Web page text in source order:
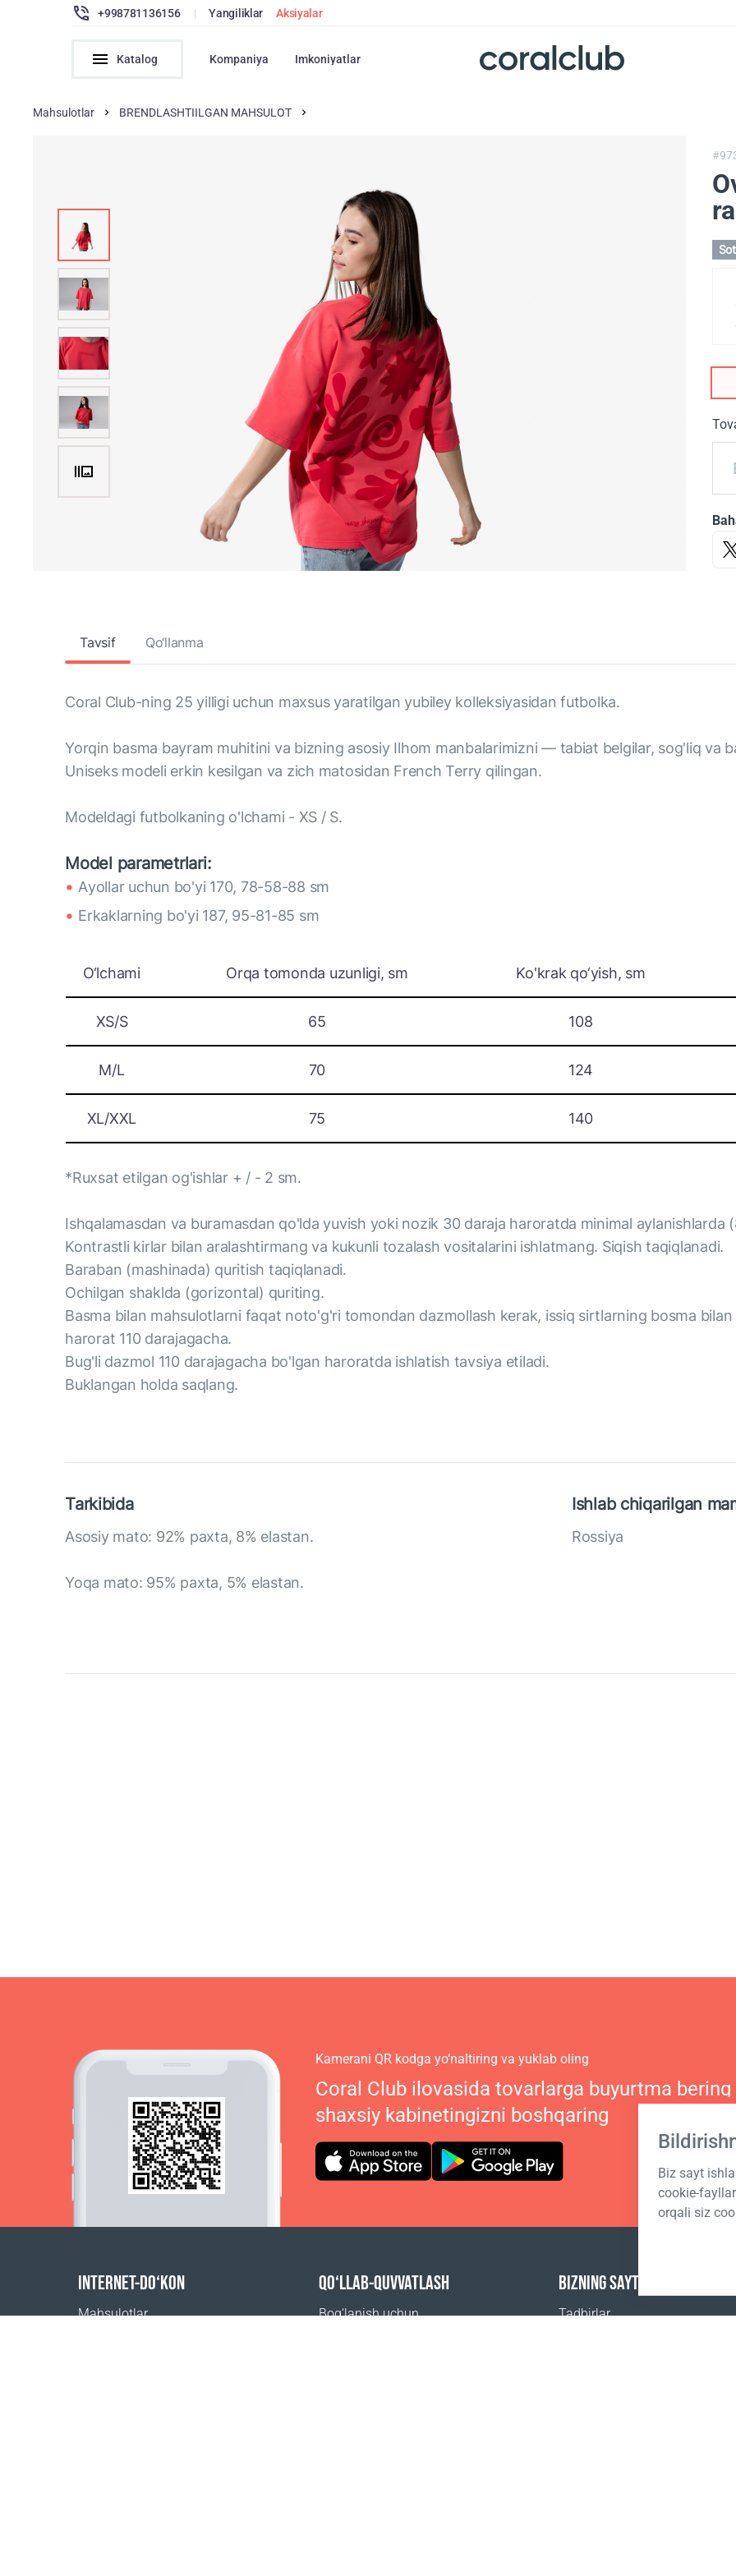
+998781136156 | Yangiliklar Aksiyalar
Katalog Kompaniya Imkoniyatlar
Mahsulotlar BRENDLASHTIILGAN MAHSULOT
Tavsif Qo‘llanma
Coral Club-ning 25 yilligi uchun maxsus yaratilgan yubiley kolleksiyasidan futbolka.
Yorqin basma bayram muhitini va bizning asosiy Ilhom manbalarimizni — tabiat belgilar, sog'liq va
Uniseks modeli erkin kesilgan va zich matosidan French Terry qilingan.
Modeldagi futbolkaning o'lchami - XS / S.
Model parametrlari:
Аyollar uchun bo'yi 170, 78-58-88 sm
Erkaklarning bo'yi 187, 95-81-85 sm
O‘lchami Orqa tomonda uzunligi, sm Ko'krak qo‘yish, sm
XS/S 65 108
M/L 70 124
XL/XXL 75 140
*Ruxsat etilgan og'ishlar + / - 2 sm.
Ishqalamasdan va buramasdan qo'lda yuvish yoki nozik 30 daraja haroratda minimal aylanishlarda
Kontrastli kirlar bilan aralashtirmang va kukunli tozalash vositalarini ishlatmang. Siqish taqiqlanadi.
Baraban (mashinada) quritish taqiqlanadi.
Ochilgan shaklda (gorizontal) quriting.
Basma bilan mahsulotlarni faqat noto'g'ri tomondan dazmollash kerak, issiq sirtlarning bosma
harorat 110 darajagacha.
Bug'li dazmol 110 darajagacha bo'lgan haroratda ishlatish tavsiya etiladi.
Buklangan holda saqlang.
Tarkibida
Asosiy mato: 92% paxta, 8% elastan.
Yoqa mato: 95% paxta, 5% elastan.
Ishlab chiqarilgan
Rossiya
Biz sayt
cookie-
orqali siz
Kamerani QR kodga yo‘naltiring va yuklab oling
Coral Club ilovasida tovarlarga buyurtma bering
shaxsiy kabinetingizni boshqaring
INTERNET-DO‘KON
Mahsulotlar
QO‘LLAB-QUVVATLASH
Bog‘lanish uchun
BIZNING SAYTLARIMIZ
Tadbirlar